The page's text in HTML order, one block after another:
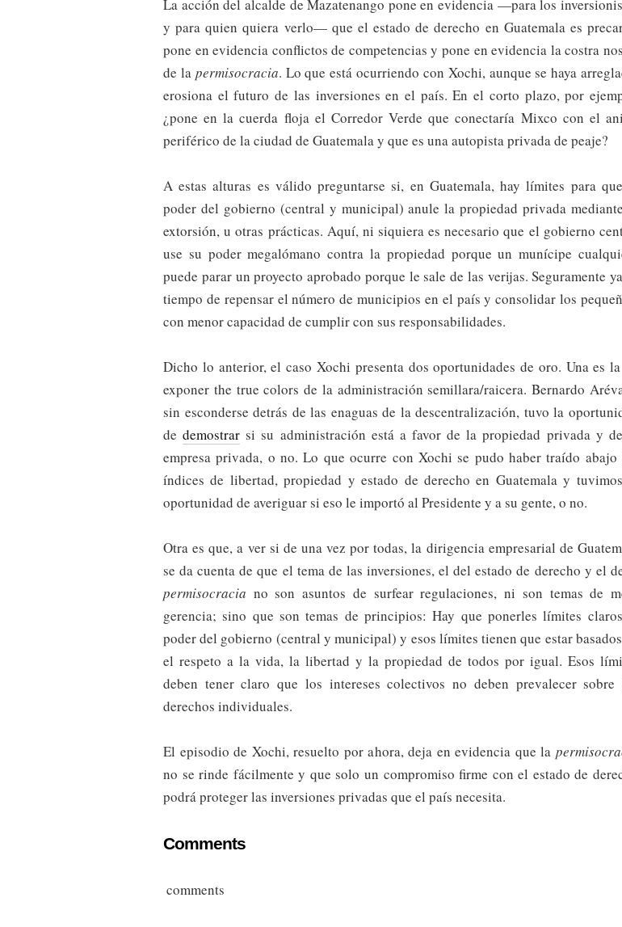
La acción del alcalde de Mazatenango pone en evidencia —para los
y para quien quiera verlo— que el estado de derecho en Guatemala es
pone en evidencia conflictos de competencias y pone en evidencia la costra
de la permisocracia. Lo que está ocurriendo con Xochi, aunque se haya
erosiona el futuro de las inversiones en el país. En el corto plazo, por
¿pone en la cuerda floja el Corredor Verde que conectaría Mixco con el
periférico de la ciudad de Guatemala y que es una autopista privada de peaje?
A estas alturas es válido preguntarse si, en Guatemala, hay límites para
poder del gobierno (central y municipal) anule la propiedad privada
extorsión, u otras prácticas. Aquí, ni siquiera es necesario que el gobierno
use su poder megalómano contra la propiedad porque un munícipe
puede parar un proyecto aprobado porque le sale de las verijas. Seguramente
tiempo de repensar el número de municipios en el país y consolidar los
con menor capacidad de cumplir con sus responsabilidades.
Dicho lo anterior, el caso Xochi presenta dos oportunidades de oro. Una es
exponer the true colors de la administración semillara/raicera. Bernardo
sin esconderse detrás de las enaguas de la descentralización, tuvo la
dedemostrar si su administración está a favor de la propiedad privada y
empresa privada, o no. Lo que ocurre con Xochi se pudo haber traído abajo
índices de libertad, propiedad y estado de derecho en Guatemala y
oportunidad de averiguar si eso le importó al Presidente y a su gente, o no.
Otra es que, a ver si de una vez por todas, la dirigencia empresarial de
se da cuenta de que el tema de las inversiones, el del estado de derecho y el
permisocracia no son asuntos de surfear regulaciones, ni son temas de
gerencia; sino que son temas de principios: Hay que ponerles límites
poder del gobierno (central y municipal) y esos límites tienen que estar
el respeto a la vida, la libertad y la propiedad de todos por igual. Esos
deben tener claro que los intereses colectivos no deben prevalecer sobre
derechos individuales.
El episodio de Xochi, resuelto por ahora, deja en evidencia que la
no se rinde fácilmente y que solo un compromiso firme con el estado de
podrá proteger las inversiones privadas que el país necesita.
Comments
comments